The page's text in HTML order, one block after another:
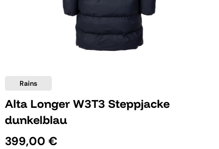
Rains
Alta Longer W3T3 Steppjacke
dunkelblau
399,00 €